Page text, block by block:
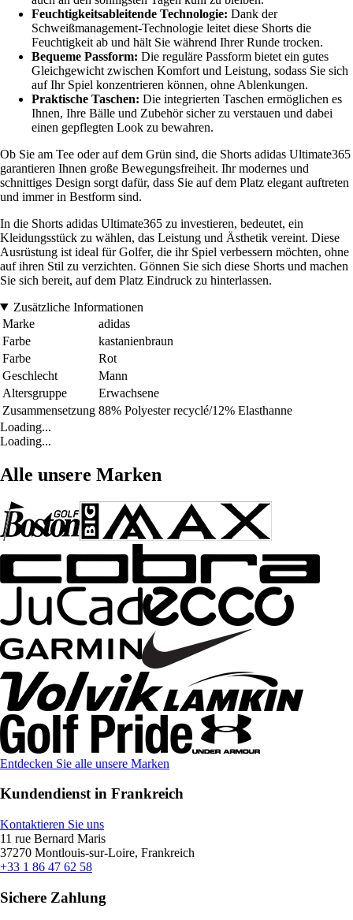
Feuchtigkeitsableitende Technologie: Dank der
Schweißmanagement-Technologie leitet diese Shorts die
Feuchtigkeit ab und hält Sie während Ihrer Runde trocken.
Bequeme Passform: Die reguläre Passform bietet ein gutes
Gleichgewicht zwischen Komfort und Leistung, sodass Sie sich
auf Ihr Spiel konzentrieren können, ohne Ablenkungen.
Praktische Taschen: Die integrierten Taschen ermöglichen es
Ihnen, Ihre Bälle und Zubehör sicher zu verstauen und dabei
einen gepflegten Look zu bewahren.
Ob Sie am Tee oder auf dem Grün sind, die Shorts adidas Ultimate365
garantieren Ihnen große Bewegungsfreiheit. Ihr modernes und
schnittiges Design sorgt dafür, dass Sie auf dem Platz elegant auftreten
und immer in Bestform sind.
In die Shorts adidas Ultimate365 zu investieren, bedeutet, ein
Kleidungsstück zu wählen, das Leistung und Ästhetik vereint. Diese
Ausrüstung ist ideal für Golfer, die ihr Spiel verbessern möchten, ohne
auf ihren Stil zu verzichten. Gönnen Sie sich diese Shorts und machen
Sie sich bereit, auf dem Platz Eindruck zu hinterlassen.
Zusätzliche Informationen
Marke
adidas
Farbe
kastanienbraun
Farbe
Rot
Geschlecht
Mann
Altersgruppe
Erwachsene
Zusammensetzung 88% Polyester recyclé/12% Elasthanne
Loading...
Loading...
Alle unsere Marken
Entdecken Sie alle unsere Marken
Kundendienst in Frankreich
Kontaktieren Sie uns
11 rue Bernard Maris
37270 Montlouis-sur-Loire, Frankreich
+33 1 86 47 62 58
Sichere Zahlung